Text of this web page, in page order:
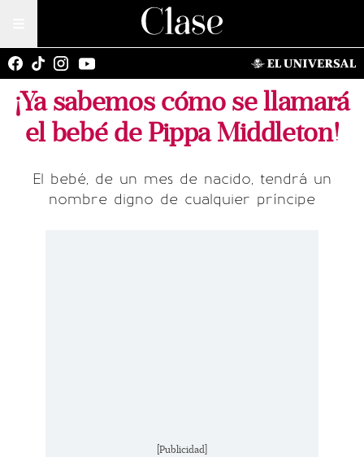
¡Ya sabemos cómo se llamará
el bebé de Pippa Middleton!
El bebé, de un mes de nacido, tendrá un
nombre digno de cualquier príncipe
[Publicidad]